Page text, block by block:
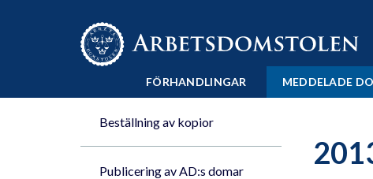
Till innehåll på sidan x
FÖRHANDLINGAR MEDDELADE
Beställning av kopior
Publicering av AD:s domar